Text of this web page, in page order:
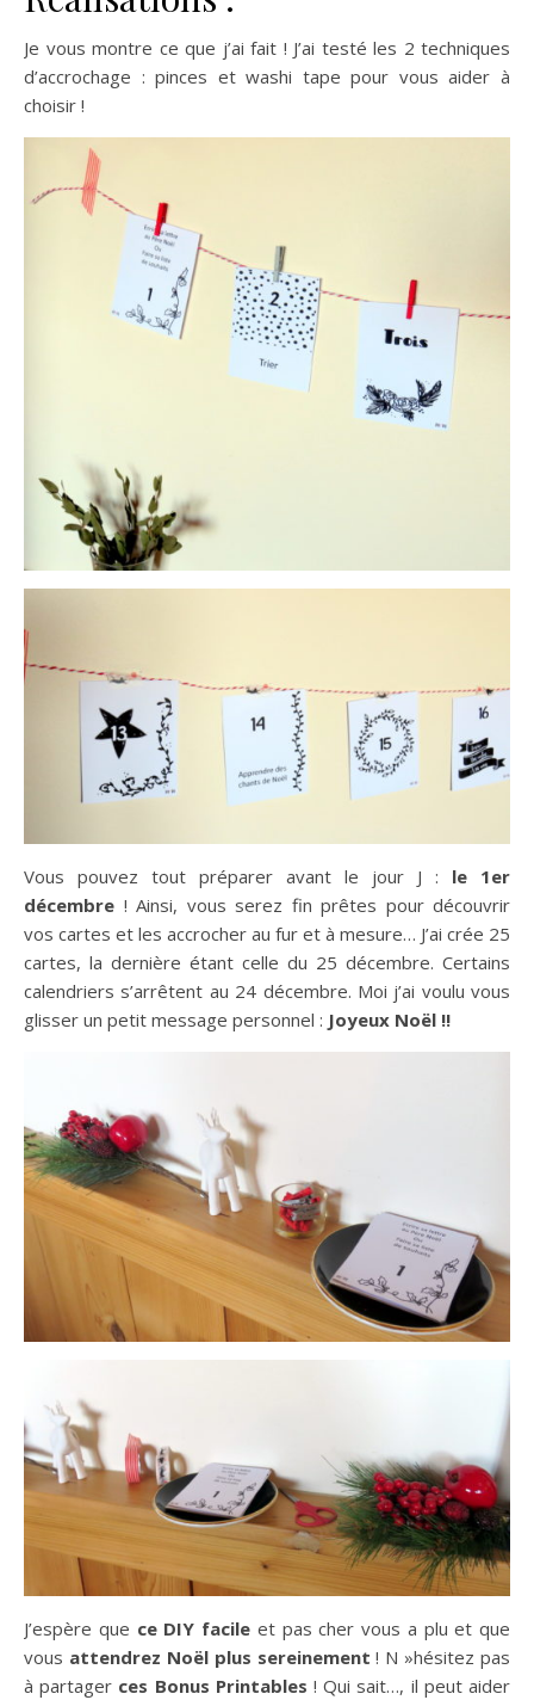
Je vous montre ce que j’ai fait ! J’ai testé les 2 techniques
d’accrochage : pinces et washi tape pour vous aider à
choisir !
Vous pouvez tout préparer avant le jour J : le 1er
décembre ! Ainsi, vous serez fin prêtes pour découvrir
vos cartes et les accrocher au fur et à mesure… J’ai crée 25
cartes, la dernière étant celle du 25 décembre. Certains
calendriers s’arrêtent au 24 décembre. Moi j’ai voulu vous
glisser un petit message personnel : Joyeux Noël !!
J’espère que ce DIY facile et pas cher vous a plu et que
vous attendrez Noël plus sereinement ! N »hésitez pas
à partager ces Bonus Printables ! Qui sait…, il peut aider